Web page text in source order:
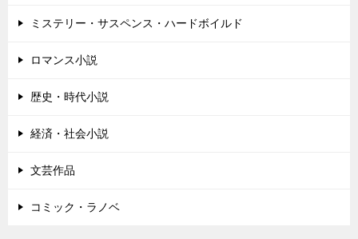
ミステリー・サスペンス・ハードボイルド
ロマンス小説
歴史・時代小説
経済・社会小説
文芸作品
コミック・ラノベ